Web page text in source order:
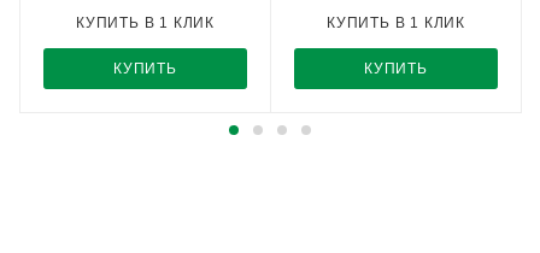
КУПИТЬ
КУПИТЬ В 1 КЛИК
КУПИТЬ
КУПИТЬ В 1 КЛИК